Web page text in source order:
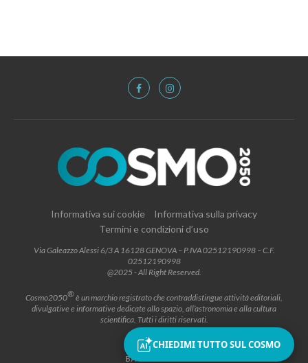
Informativa sui cookie
Informativa sulla privacy
Termini e condizioni d’uso
Via Galeazzo Alessi 6/3 A 16128 GENOVA – P.IVA 02512190998 – C.F.
02512190998
@2025 - All Right Reserved.
Cosmo2050®è un marchio registrato che contraddistingue attività editoriali,
divulgative e informative dedicate allo spazio, all’astronomia e alla cultura
scientifica. Tutti i diritti riservati.
BACK TO TOP
CHIEDIMI TUTTO SUL COSMO